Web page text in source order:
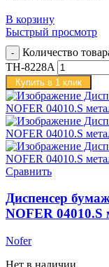
В корзину
Быстрый просмотр
Количество
TH-8228A
Купить в 1 клик
Сравнить
Диспенсер
NOFER
Nofer